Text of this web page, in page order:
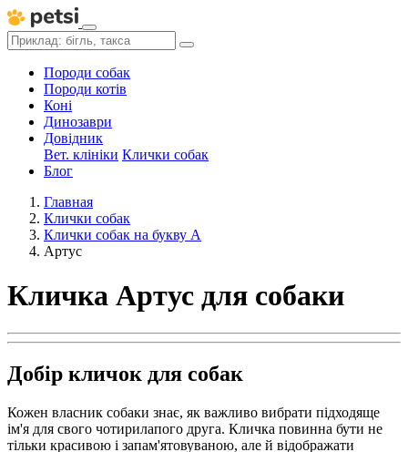
Породи собак
Породи котів
Коні
Динозаври
Довідник
Вет. клініки Клички собак
Блог
Главная
Клички собак
Клички собак на букву А
Артус
Кличка Артус для собаки
Добір кличок для собак
Кожен власник собаки знає, як важливо вибрати підходяще
ім'я для свого чотирилапого друга. Кличка повинна бути не
тільки красивою і запам'ятовуваною, але й відображати